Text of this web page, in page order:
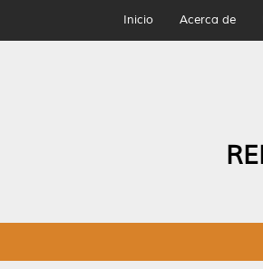
Inicio Acerca de